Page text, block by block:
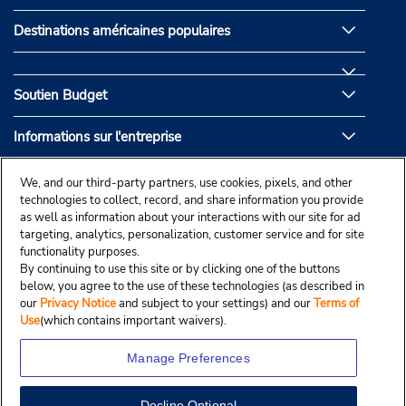
Destinations américaines populaires
Soutien Budget
Informations sur l'entreprise
Partenaires de Budget
We, and our third-party partners, use cookies, pixels, and other
technologies to collect, record, and share information you provide
as well as information about your interactions with our site for ad
targeting, analytics, personalization, customer service and for site
functionality purposes.
By continuing to use this site or by clicking one of the buttons
below, you agree to the use of these technologies (as described in
our Privacy Noticeand subject to your settings) and ourTerms of
Use(which contains important waivers).
Manage Preferences